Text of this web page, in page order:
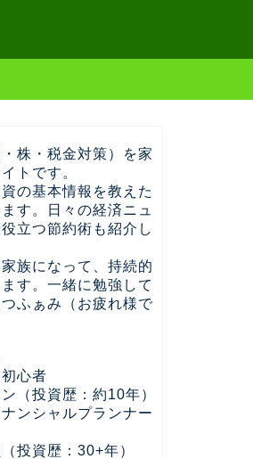
株・税金対策）を家
トです。
の基本情報を教えた
す。日々の経済ニュ
立つ節約術も紹介し
族になって、持続的
す。一緒に勉強して
ふぁみ（お疲れ様で
心者
（投資歴：約10年）
ンシャルプランナー
投資歴：30+年）